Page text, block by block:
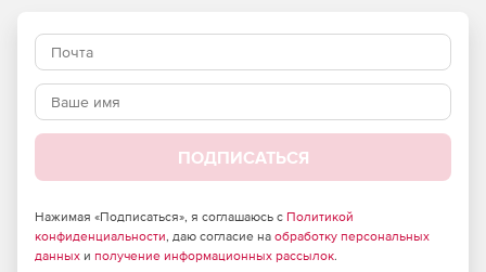
ПОДПИСАТЬСЯ
Нажимая «Подписаться», я соглашаюсь с Политикой
конфиденциальности, даю согласие на обработку персональных
данных и получение информационных рассылок.